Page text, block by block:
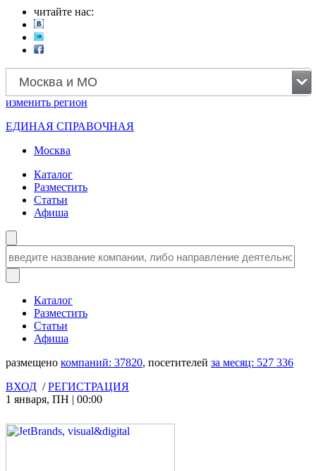
читайте нас:
Москва и МО
изменить регион
ЕДИНАЯ СПРАВОЧНАЯ
Москва
Каталог
Разместить
Статьи
Афиша
Каталог
Разместить
Статьи
Афиша
размещено компаний: 37820, посетителей за месяц: 527 336
ВХОД /РЕГИСТРАЦИЯ
1 января, ПН | 00:00